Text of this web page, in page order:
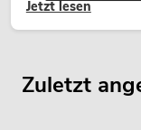
Jetzt lesen
Zuletzt